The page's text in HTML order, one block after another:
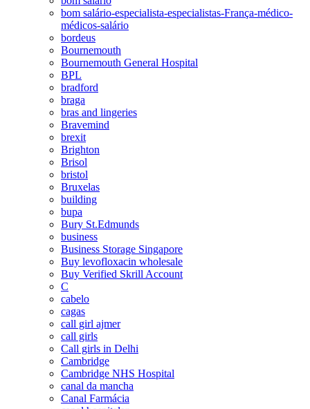
bom salário-especialista-especialistas-França-médico-
médicos-salário
bordeus
Bournemouth
Bournemouth General Hospital
BPL
bradford
braga
bras and lingeries
Bravemind
brexit
Brighton
Brisol
bristol
Bruxelas
building
bupa
Bury St.Edmunds
business
Business Storage Singapore
Buy levofloxacin wholesale
Buy Verified Skrill Account
C
cabelo
cagas
call girl ajmer
call girls
Call girls in Delhi
Cambridge
Cambridge NHS Hospital
canal da mancha
Canal Farmácia